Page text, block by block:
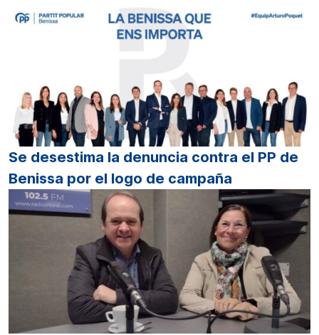
Se desestima la denuncia contra el PP de
Benissa por el logo de campaña